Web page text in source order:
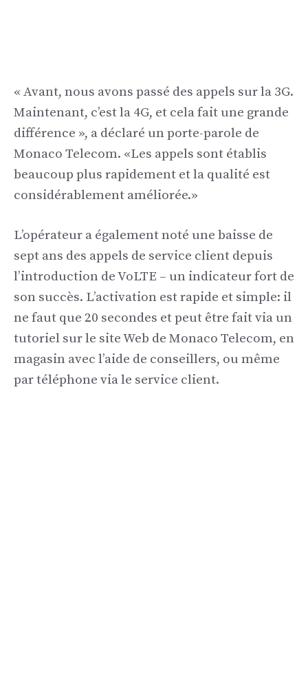
« Avant, nous avons passé des appels sur la 3G.
Maintenant, c’est la 4G, et cela fait une grande
différence », a déclaré un porte-parole de
Monaco Telecom. «Les appels sont établis
beaucoup plus rapidement et la qualité est
considérablement améliorée.»
L’opérateur a également noté une baisse de
sept ans des appels de service client depuis
l’introduction de VoLTE – un indicateur fort de
son succès. L’activation est rapide et simple: il
ne faut que 20 secondes et peut être fait via un
tutoriel sur le site Web de Monaco Telecom, en
magasin avec l’aide de conseillers, ou même
par téléphone via le service client.